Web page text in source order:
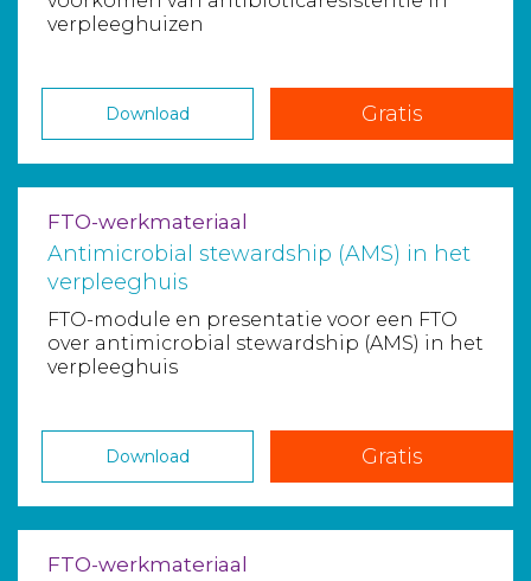
verpleeghuizen
Download Gratis
FTO-werkmateriaal
Antimicrobial stewardship (AMS) in het
verpleeghuis
FTO-module en presentatie voor een FTO
over antimicrobial stewardship (AMS) in het
verpleeghuis
Download Gratis
FTO-werkmateriaal